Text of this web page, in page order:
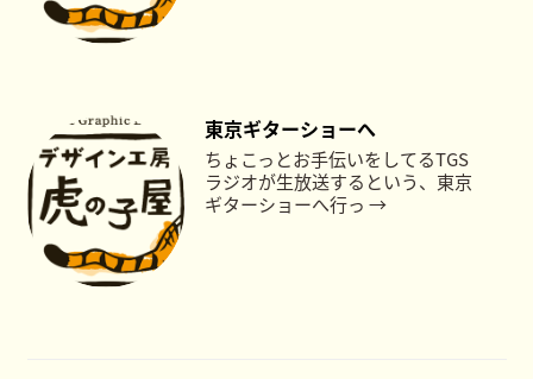
東京ギターショーへ
ちょこっとお手伝いをしてるTGS
ラジオが生放送するという、東京
ギターショーへ行っ →